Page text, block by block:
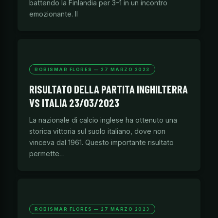
battendo la Finlandia per 3-1 in un incontro
emozionante. Il
ROBISMAR FLORES — 27 MARZO 2023
RISULTATO DELLA PARTITA INGHILTERRA
VS ITALIA 23/03/2023
La nazionale di calcio inglese ha ottenuto una
storica vittoria sul suolo italiano, dove non
vinceva dal 1961. Questo importante risultato
permette…
ROBISMAR FLORES — 27 MARZO 2023